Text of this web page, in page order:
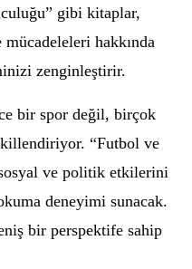
gibi kitaplar,
mücadeleleri hakkında
zenginleştirir.
bir spor değil, birçok
“Futbol ve
ve politik etkilerini
deneyimi sunacak.
bir perspektife sahip